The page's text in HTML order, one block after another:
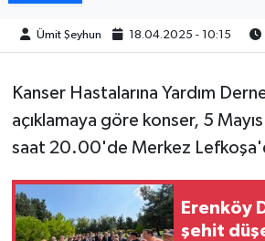
Ümit Şeyhun 18.04.2025 - 10:15
Kanser Hastalarına Yardım
açıklamaya göre konser, 5
saat 20.00'de Merkez
Erenköy
şehit